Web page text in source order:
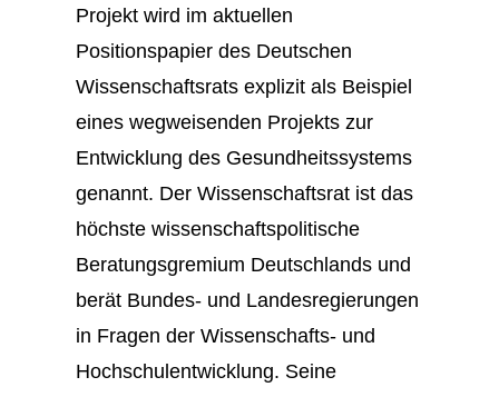
Projekt wird im aktuellen
Positionspapier des Deutschen
Wissenschaftsrats explizit als Beispiel
eines wegweisenden Projekts zur
Entwicklung des Gesundheitssystems
genannt. Der Wissenschaftsrat ist das
höchste wissenschaftspolitische
Beratungsgremium Deutschlands und
berät Bundes- und Landesregierungen
in Fragen der Wissenschafts- und
Hochschulentwicklung. Seine